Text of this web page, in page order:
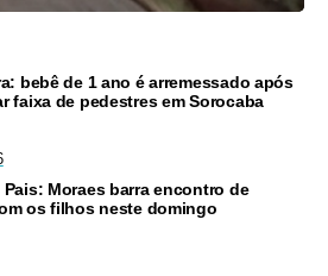
bebê de 1 ano é arremessado após
faixa de pedestres em Sorocaba
Pais: Moraes barra encontro de
os filhos neste domingo